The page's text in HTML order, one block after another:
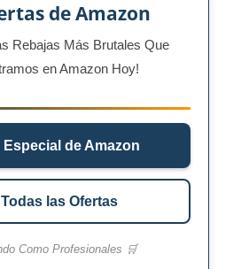
de Amazon
Rebajas Más Brutales Que
en Amazon Hoy!
Especial de Amazon
Todas las Ofertas
Como Profesionales 🛒